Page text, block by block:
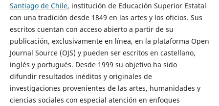
Santiago de Chile, institución de Educación Superior Estatal
con una tradición desde 1849 en las artes y los oficios. Sus
escritos cuentan con acceso abierto a partir de su
publicación, exclusivamente en línea, en la plataforma Open
Journal Source (OJS) y pueden ser escritos en castellano,
inglés y portugués. Desde 1999 su objetivo ha sido
difundir resultados inéditos y originales de
investigaciones provenientes de las artes, humanidades y
ciencias sociales con especial atención en enfoques